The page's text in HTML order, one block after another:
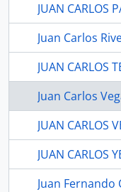
JUAN CARLOS
Juan Carlos
JUAN CARLOS
Juan Carlos
JUAN CARLOS
JUAN CARLOS
Juan Fernando